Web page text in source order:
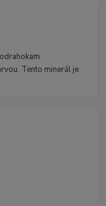
Tento minerál je